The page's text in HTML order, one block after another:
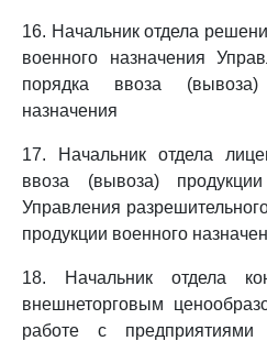
16. Начальник отдела
военного назначения
порядка ввоза
назначения
17. Начальник отдела
ввоза (вывоза)
Управления
продукции военного
18. Начальник отдела
внешнеторговым
работе с